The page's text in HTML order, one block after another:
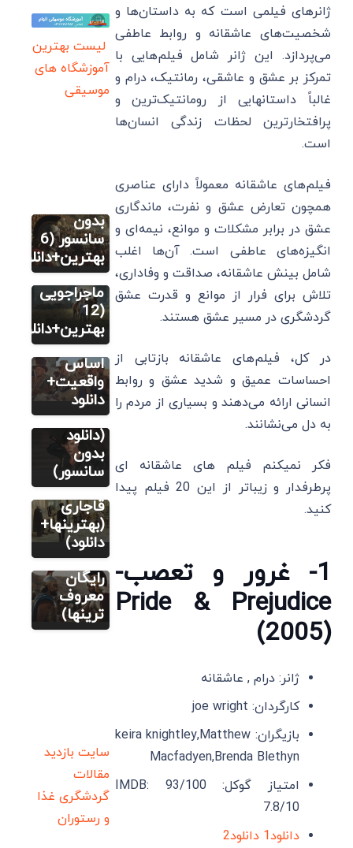
ژانرهای فیلمی است که به داستان‌ها و
شخصیت‌های عاشقانه و روابط عاطفی
می‌پردازد. این ژانر شامل فیلم‌هایی با
تمرکز بر عشق و عاشقی، رمانتیک، درام و
غالباً داستانهایی از رومانتیک‌ترین و
پرافتخارترین لحظات زندگی انسان‌ها
است.
فیلم‌های عاشقانه معمولاً دارای عناصری
همچون تعارض عشق و نفرت، ماندگاری
عشق در برابر مشکلات و موانع، نیمه‌ای و
انگیزه‌های عاطفی است. آن‌ها اغلب
شامل بینش عاشقانه، صداقت و وفاداری،
تلاش برای فرار از موانع و قدرت عشق
گردشگری در مسیر عشق هستند.
در کل، فیلم‌های عاشقانه بازتابی از
احساسات عمیق و شدید عشق و روابط
انسانی ارائه می‌دهند و بسیاری از مردم را
به دل می‌نشانند.
فکر نمیکنم فیلم های عاشقانه ای
پرطرفدار و زیباتر از این 20 فیلم پیدا
کنید.
1- غرور و تعصب-
Pride & Prejudice
(2005)
ژانر: درام , عاشقانه
کارگردان: joe wright
بازیگران: keira knightley,Matthew
Macfadyen,Brenda Blethyn
امتیاز گوکل: 93/100 IMDB:
7.8/10
دانلود1
دانلود2
لیست بهترین
آموزشگاه های
موسیقی
بدون
سانسور (6
بهترین+دانلود)
فیلم
فیلم های
تاریخی
ماجراجویی
(12
بهترین+دانلود)
فیلم
12 بهترین
فیلم
تاریخی بر
اساس
واقعیت+
دانلود
فیلم
14 فیلم
سینمایی
اکشن
رزمی خفن
(دانلود
بدون
سانسور)
فیلم
8 فیلم و
سریال
تاریخی
ایرانی
قاجاری
(بهترینها+
دانلود)
فیلم
6 فیلم
تاریخی
ایرانی
ساخت
خارج
(دانلود
رایگان
معروف
ترینها)
سایت بازدید
مقالات
گردشگری غذا
و رستوران